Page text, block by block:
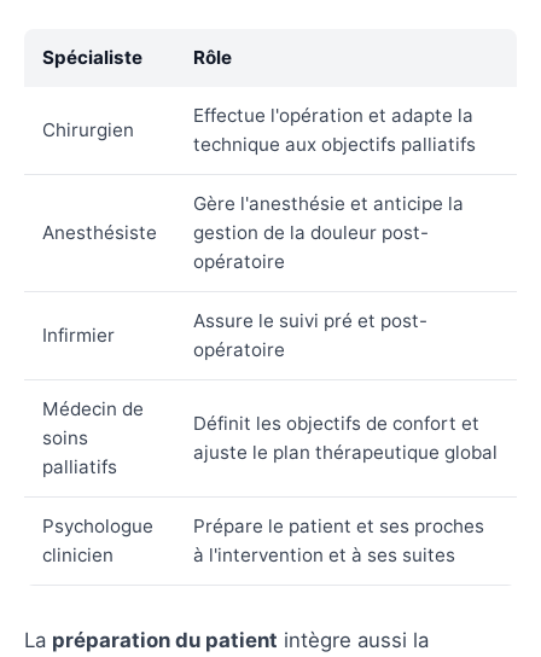
Spécialiste Rôle
Chirurgien
Effectue l'opération et adapte la
technique aux objectifs palliatifs
Anesthésiste
Gère l'anesthésie et anticipe la
gestion de la douleur post-
opératoire
Infirmier
Assure le suivi pré et post-
opératoire
Médecin de
soins
palliatifs
Définit les objectifs de confort et
ajuste le plan thérapeutique global
Psychologue
clinicien
Prépare le patient et ses proches
à l'intervention et à ses suites
La préparation du patient intègre aussi la